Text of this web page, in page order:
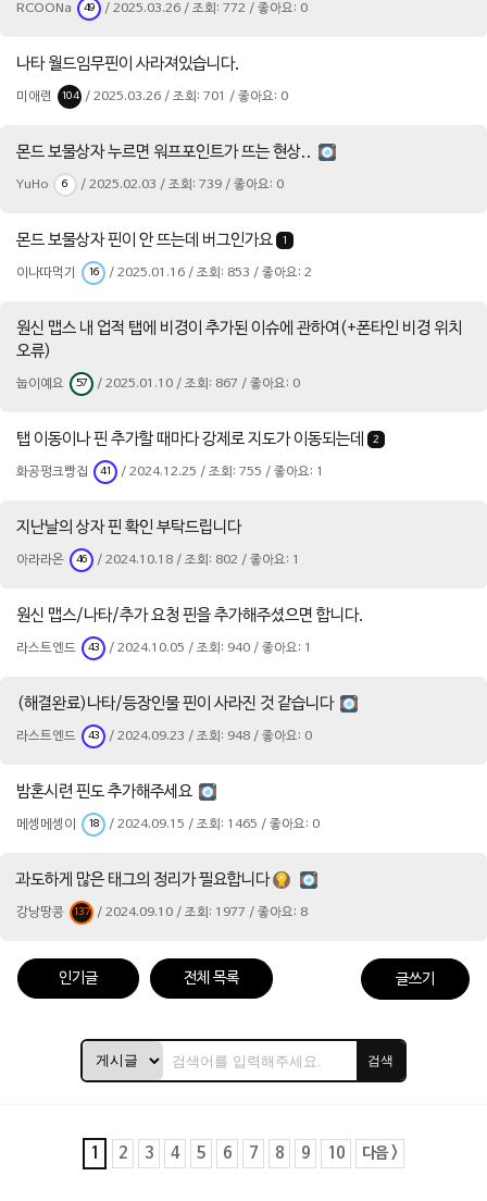
RCOONa 49 / 2025.03.26 / 조회: 772 / 좋아요: 0
나타 월드임무핀이 사라져있습니다.
미애련 104 / 2025.03.26 / 조회: 701 / 좋아요: 0
몬드 보물상자 누르면 워프포인트가 뜨는 현상..
YuHo 6 / 2025.02.03 / 조회: 739 / 좋아요: 0
몬드 보물상자 핀이 안 뜨는데 버그인가요 1
이나따먹기 16 / 2025.01.16 / 조회: 853 / 좋아요: 2
원신 맵스 내 업적 탭에 비경이 추가된 이슈에 관하여(+폰타인 비경 위치
오류)
눕이예요 57 / 2025.01.10 / 조회: 867 / 좋아요: 0
탭 이동이나 핀 추가할 때마다 강제로 지도가 이동되는데 2
화공펑크빵집 41 / 2024.12.25 / 조회: 755 / 좋아요: 1
지난날의 상자 핀 확인 부탁드립니다
아라라온 46 / 2024.10.18 / 조회: 802 / 좋아요: 1
원신 맵스/나타/추가 요청 핀을 추가해주셨으면 합니다.
라스트엔드 43 / 2024.10.05 / 조회: 940 / 좋아요: 1
(해결완료)나타/등장인물 핀이 사라진 것 같습니다
라스트엔드 43 / 2024.09.23 / 조회: 948 / 좋아요: 0
밤혼시련 핀도 추가해주세요
메셍메셍이 18 / 2024.09.15 / 조회: 1465 / 좋아요: 0
과도하게 많은 태그의 정리가 필요합니다
강낭땅콩 137 / 2024.09.10 / 조회: 1977 / 좋아요: 8
인기글 전체 목록 글쓰기
검색
1 2 3 4 5 6 7 8 9 10 다음 >